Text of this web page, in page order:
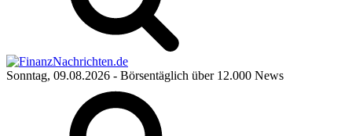
Sonntag, 09.08.2026 - Börsentäglich über 12.000 News